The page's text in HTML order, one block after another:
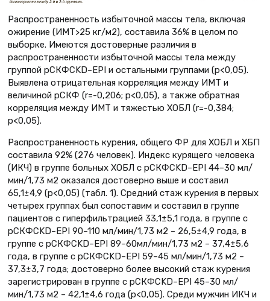
Распространенность избыточной массы тела, включая
ожирение (ИМТ>25 кг/м2), составила 36% в целом по
выборке. Имеются достоверные различия в
распространенности избыточной массы тела между
группой рСКФCKD–EPI и остальными группами (p<0,05).
Выявлена отрицательная корреляция между ИМТ и
величиной рСКФ (r=-0,206; р<0,05), а также обратная
корреляция между ИМТ и тяжестью ХОБЛ (r=-0,384;
р<0,05).
Распространенность курения, общего ФР для ХОБЛ и ХБП
составила 92% (276 человек). Индекс курящего человека
(ИКЧ) в группе больных ХОБЛ с рСКФCKD–EPI 44–30 мл/
мин/1,73 м2 оказался достоверно выше и составил
65,1±4,9 (p<0,05) (табл. 1). Средний стаж курения в первых
четырех группах был сопоставим и составил в группе
пациентов с гиперфильтрацией 33,1±5,1 года, в группе с
рСКФCKD–EPI 90–110 мл/мин/1,73 м2 – 26,5±4,9 года, в
группе с рСКФCKD–EPI 89–60мл/мин/1,73 м2 – 37,4±5,6
года, в группе с рСКФCKD–EPI 59–45 мл/мин/1,73 м2 –
37,3±3,7 года; достоверно более высокий стаж курения
зарегистрирован в группе с рСКФCKD–EPI 45–30 мл/
мин/1,73 м2 – 42,1±4,6 года (p<0,05). Среди мужчин ИКЧ и